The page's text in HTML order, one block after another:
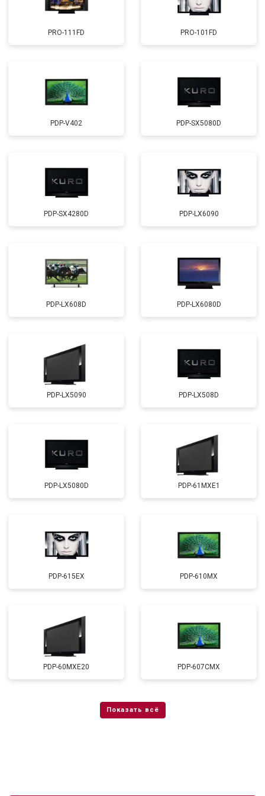
PRO-111FD PRO-101FD
PDP-V402 PDP-SX5080D
PDP-SX4280D PDP-LX6090
PDP-LX608D PDP-LX6080D
PDP-LX5090 PDP-LX508D
PDP-LX5080D PDP-61MXE1
PDP-615EX PDP-610MX
PDP-60MXE20 PDP-607CMX